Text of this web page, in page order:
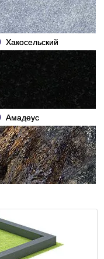
Хакосельский
Амадеус